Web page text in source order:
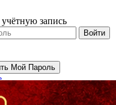
запись